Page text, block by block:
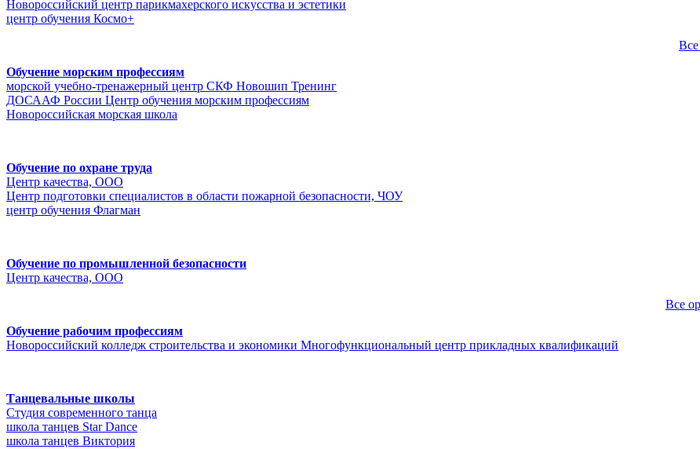
Новороссийский центр парикмахерского искусства и эстетики
центр обучения Космо+
Все
Обучение морским профессиям
морской учебно-тренажерный центр СКФ Новошип Тренинг
ДОСААФ России Центр обучения морским профессиям
Новороссийская морская школа
Обучение по охране труда
Центр качества, ООО
Центр подготовки специалистов в области пожарной безопасности, ЧОУ
центр обучения Флагман
Обучение по промышленной безопасности
Центр качества, ООО
Все
Обучение рабочим профессиям
Новороссийский колледж строительства и экономики Многофункциональный центр прикладных квалификаций
Танцевальные школы
Студия современного танца
школа танцев Star Dance
школа танцев Виктория